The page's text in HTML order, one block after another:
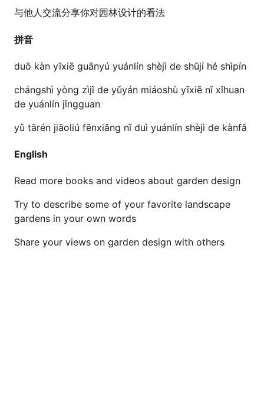
与他人交流分享你对园林设计的看法
拼音
duō kàn yīxiē guānyú yuánlín shèjì de shūjí hé shìpín
chángshì yòng zìjǐ de yǔyán miáoshù yīxiē nǐ xǐhuan
de yuánlín jǐngguan
yǔ tārén jiāoliú fēnxiǎng nǐ duì yuánlín shèjì de kànfǎ
English
Read more books and videos about garden design
Try to describe some of your favorite landscape
gardens in your own words
Share your views on garden design with others